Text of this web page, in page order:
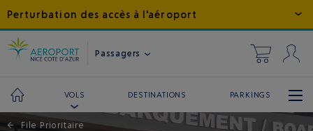
Perturbation des accès à l'aéroport
Passagers
VOLS DESTINATIONS PARKINGS
← File Prioritaire